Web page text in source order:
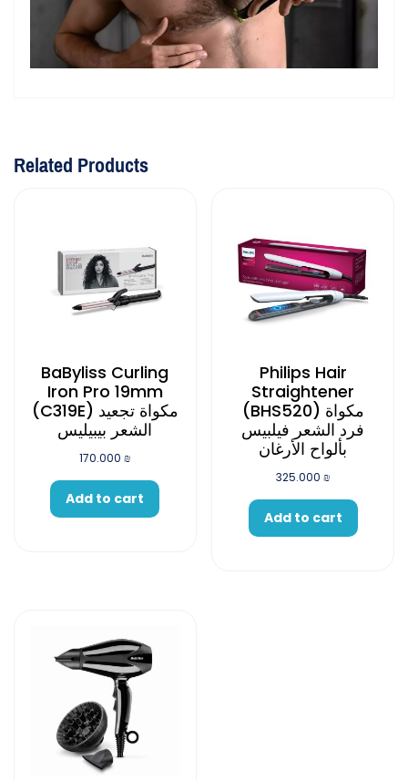
Related Products
BaByliss Curling
Iron Pro 19mm
(C319E) مكواة تجعيد
الشعر بيبيليس
170.000₪
Add to cart
Philips Hair
Straightener
(BHS520) مكواة
فرد الشعر فيلبيس
بألواح الأرغان
325.000₪
Add to cart